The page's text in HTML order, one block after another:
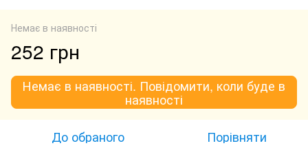
Немає в наявності
252 грн
Немає в наявності. Повідомити, коли буде в
наявності
До обраного Порівняти